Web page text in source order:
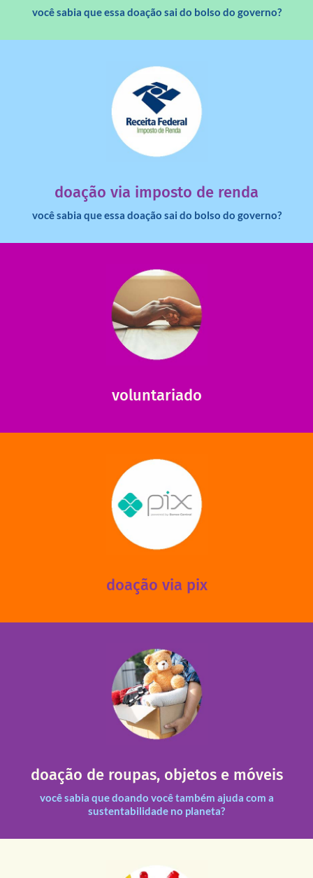
você sabia que essa doação sai do bolso do governo?
doação via imposto de renda
você sabia que essa doação sai do bolso do governo?
imposto de renda para uma instituição e que esse
dinheiro deixa de ir para o governo?
saiba mais
voluntariado
ajudar com certos assuntos. Entre em contato conosco e
saiba como nos ajudar.
saiba mais
doação via pix
via PIX? Elas também são muito importantes para
mantermos nossas unidades em funcionamento!
saiba mais
doação de roupas, objetos e móveis
você sabia que doando você também ajuda com a
sustentabilidade no planeta?
entre nossas unidades assim como outras instituições
Você pode doar esses itens na Rua Belmonte, 547 – Vila
Leopoldina – De segunda a sexta, das 8h30 às 11h30 e
das 13h30 às 17h30 (sextas até às 16h30).
fale conosco